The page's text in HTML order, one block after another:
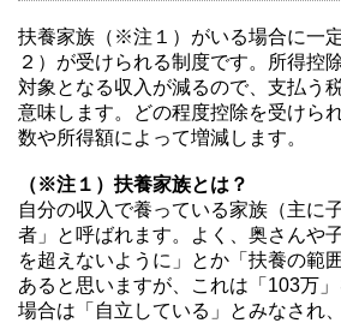
扶養家族（※注１）がいる場合に一
２）が受けられる制度です。所得控
対象となる収入が減るので、支払う
意味します。どの程度控除を受けら
数や所得額によって増減します。
（※注１）扶養家族とは？
自分の収入で養っている家族（主に
者」と呼ばれます。よく、奥さんや
を超えないように」とか「扶養の範
あると思いますが、これは「103万
場合は「自立している」とみなされ